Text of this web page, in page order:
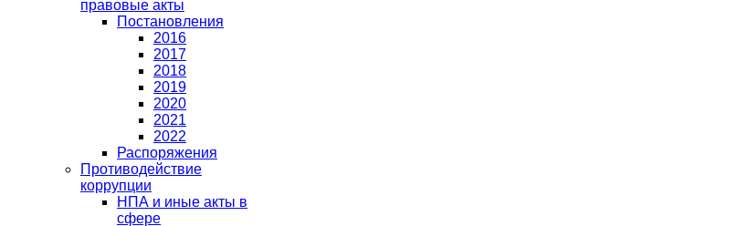
правовые акты
Постановления
2016
2017
2018
2019
2020
2021
2022
Распоряжения
Противодействие
коррупции
НПА и иные акты в
сфере